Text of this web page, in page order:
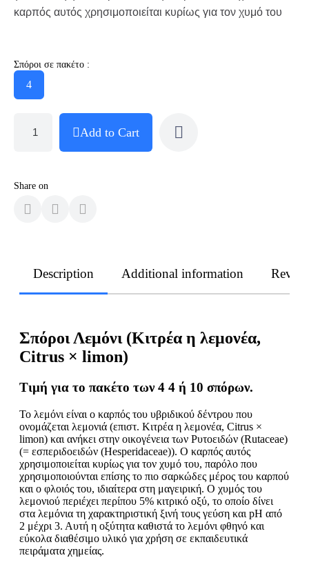
καρπός αυτός χρησιμοποιείται κυρίως για τον χυμό του
Σπόροι σε πακέτο :
4
Add to Cart
Share on
Description Additional information
Σπόροι Λεμόνι (Κιτρέα η λεμονέα,
Citrus × limon)
Τιμή για το πακέτο των4 4 ή 10 σπόρων.
Το λεμόνι είναι ο καρπός του υβριδικού δέντρου που
ονομάζεται λεμονιά (επιστ. Κιτρέα η λεμονέα, Citrus ×
limon) και ανήκει στην οικογένεια των Ρυτοειδών (Rutaceae)
(= εσπεριδοειδών (Hesperidaceae)). Ο καρπός αυτός
χρησιμοποιείται κυρίως για τον χυμό του, παρόλο που
χρησιμοποιούνται επίσης το πιο σαρκώδες μέρος του καρπού
και ο φλοιός του, ιδιαίτερα στη μαγειρική. Ο χυμός του
λεμονιού περιέχει περίπου 5% κιτρικό οξύ, το οποίο δίνει
στα λεμόνια τη χαρακτηριστική ξινή τους γεύση και pH από
2 μέχρι 3. Αυτή η οξύτητα καθιστά το λεμόνι φθηνό και
εύκολα διαθέσιμο υλικό για χρήση σε εκπαιδευτικά
πειράματα χημείας.